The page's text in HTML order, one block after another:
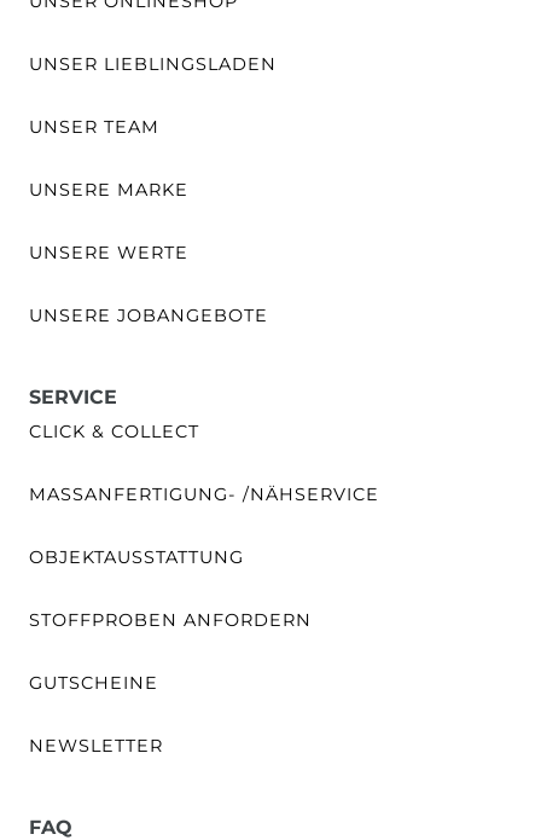
UNSER LIEBLINGSLADEN
UNSER TEAM
UNSERE MARKE
UNSERE WERTE
UNSERE JOBANGEBOTE
SERVICE
CLICK & COLLECT
MASSANFERTIGUNG- /NÄHSERVICE
OBJEKTAUSSTATTUNG
STOFFPROBEN ANFORDERN
GUTSCHEINE
NEWSLETTER
FAQ